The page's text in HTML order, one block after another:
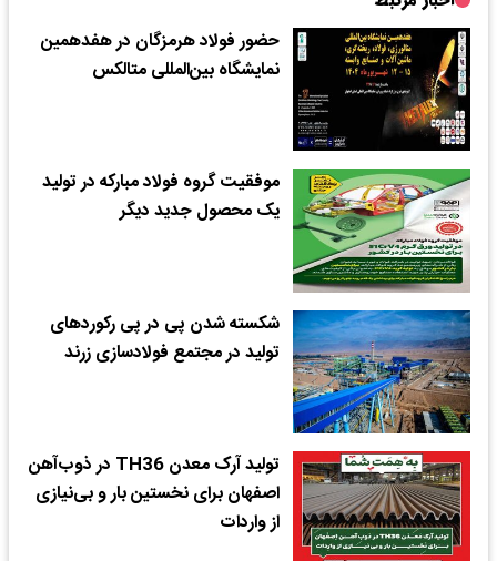
حضور فولاد هرمزگان در هفدهمین
نمایشگاه بین‌المللی متالکس
موفقیت گروه فولاد مبارکه در تولید
یک محصول جدید دیگر
شکسته شدن پی در پی رکوردهای
تولید در مجتمع فولادسازی زرند
تولید آرک معدن TH36 در ذوب‌آهن
اصفهان برای نخستین بار و بی‌نیازی
از واردات